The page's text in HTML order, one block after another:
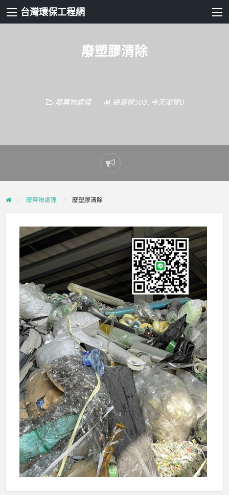
台灣環保工程網
廢塑膠清除
廢棄物處理 總瀏覽503 , 今天瀏覽0
Report
problem
廢棄物處理 廢塑膠清除